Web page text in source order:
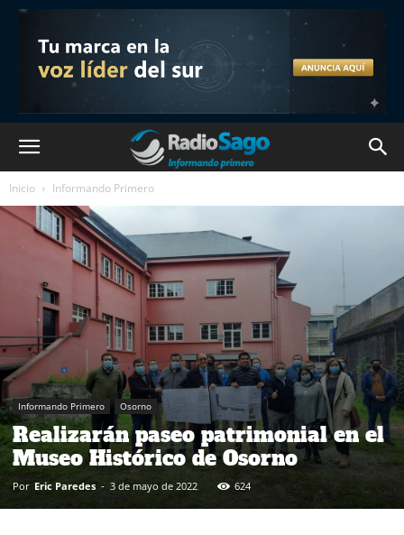
Inicio Informando Primero
Informando Primero Osorno
Realizarán paseo patrimonial en el
Museo Histórico de Osorno
Por Eric Paredes - 3 de mayo de 2022 624